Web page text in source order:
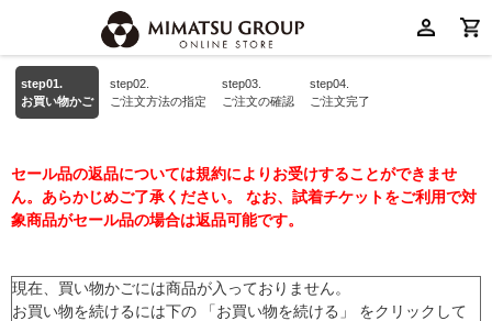
step01.
お買い物かご
step02.
ご注文方法の指定
step03.
ご注文の確認
step04.
ご注文完了
セール品の返品については規約によりお受けすることができませ
ん。あらかじめご了承ください。 なお、試着チケットをご利用で対
象商品がセール品の場合は返品可能です。
現在、買い物かごには商品が入っておりません。
お買い物を続けるには下の 「お買い物を続ける」 をクリックして